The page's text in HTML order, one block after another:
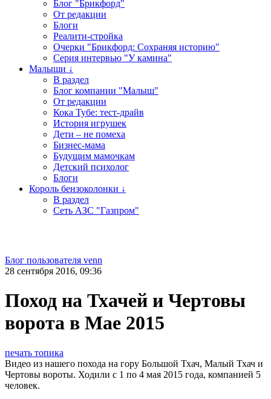
Блог "Брикфорд"
От редакции
Блоги
Реалити-стройка
Очерки "Брикфорд: Сохраняя историю"
Серия интервью "У камина"
Малыши ↓
В раздел
Блог компании "Малыш"
От редакции
Кока Тубе: тест-драйв
История игрушек
Дети – не помеха
Бизнес-мама
Будущим мамочкам
Детский психолог
Блоги
Король бензоколонки ↓
В раздел
Сеть АЗС "Газпром"
Блог пользователя venn
28 сентября 2016, 09:36
Поход на Тхачей и Чертовы
ворота в Мае 2015
печать топика
Видео из нашего похода на гору Большой Тхач, Малый Тхач и
Чертовы вороты. Ходили с 1 по 4 мая 2015 года, компанией 5
человек.